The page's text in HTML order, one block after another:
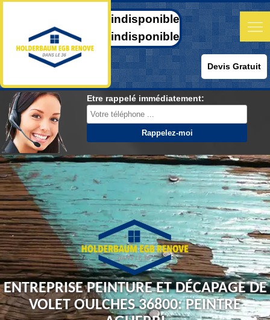
indisponible
indisponible
Devis Gratuit
Etre rappelé immédiatement:
ENTREPRISE PEINTURE ET DÉCAPAGE DE
VOLET OULCHES 36800: PEINTRE